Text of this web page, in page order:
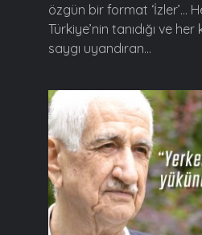
özgün bir format ‘İzler’…
Türkiye’nin tanıdığı ve
saygı uyandıran...